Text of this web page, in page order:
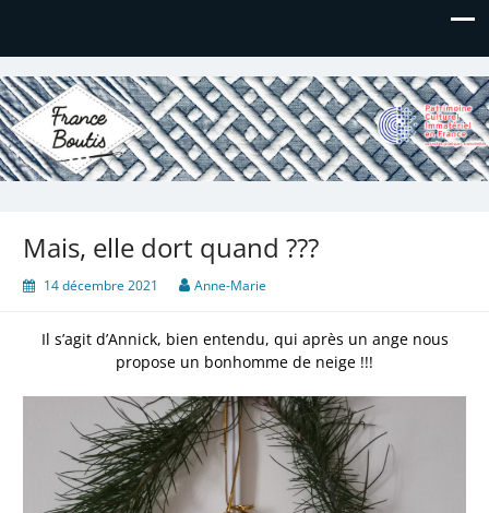
France Boutis
Le site de France Boutis
Mais, elle dort quand ???
14 décembre 2021 Anne-Marie
Il s’agit d’Annick, bien entendu, qui après un ange nous
propose un bonhomme de neige !!!